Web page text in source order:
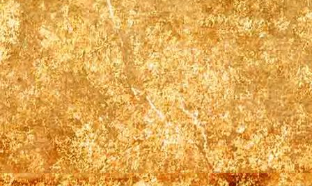
Pentryküche